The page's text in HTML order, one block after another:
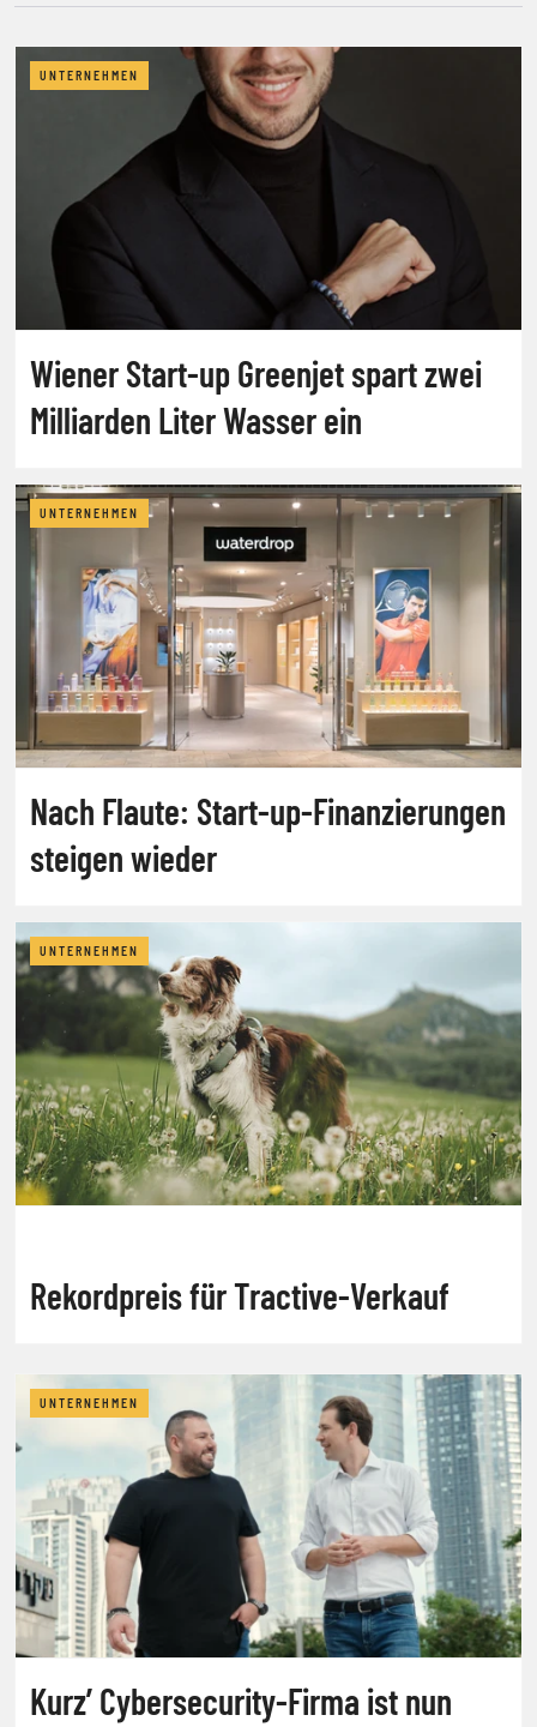
UNTERNEHMEN
Wiener Start-up Greenjet spart zwei
Milliarden Liter Wasser ein
UNTERNEHMEN
Nach Flaute: Start-up-Finanzierungen
steigen wieder
UNTERNEHMEN
Rekordpreis für Tractive-Verkauf
UNTERNEHMEN
Kurz’ Cybersecurity-Firma ist nun